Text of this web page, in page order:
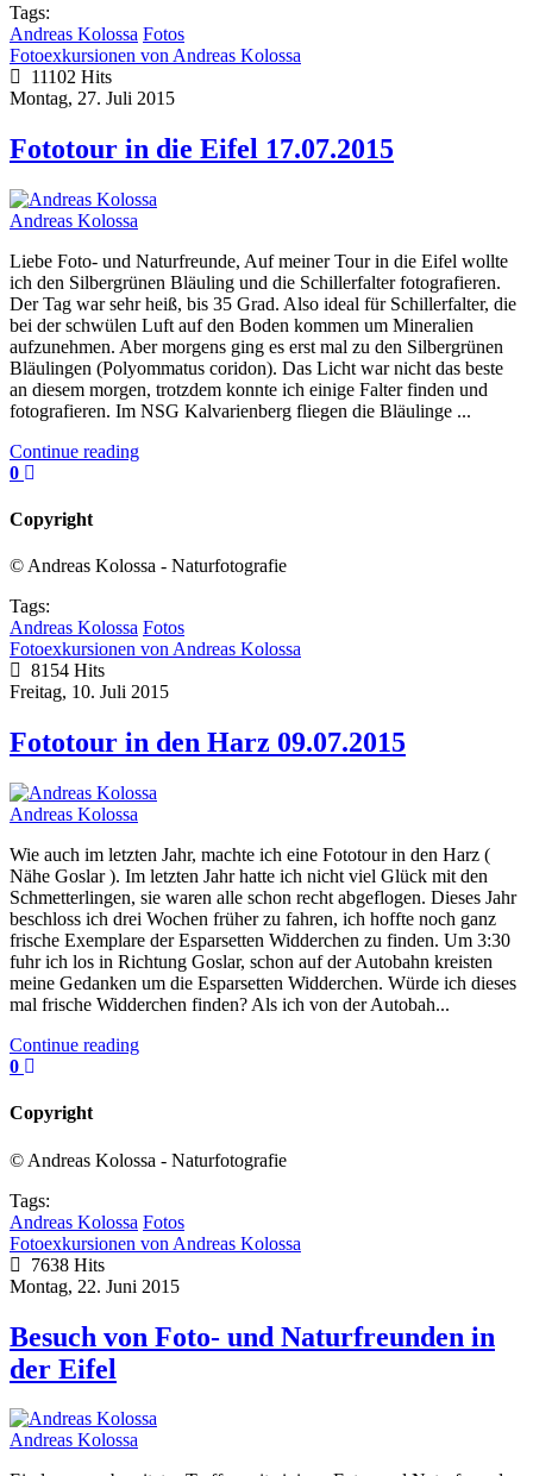
Tags:
Andreas Kolossa Fotos
Fotoexkursionen von Andreas Kolossa
11102 Hits
Montag, 27. Juli 2015
Fototour in die Eifel 17.07.2015
Andreas Kolossa
Liebe Foto- und Naturfreunde, Auf meiner Tour in die Eifel wollte
ich den Silbergrünen Bläuling und die Schillerfalter fotografieren.
Der Tag war sehr heiß, bis 35 Grad. Also ideal für Schillerfalter, die
bei der schwülen Luft auf den Boden kommen um Mineralien
aufzunehmen. Aber morgens ging es erst mal zu den Silbergrünen
Bläulingen (Polyommatus coridon). Das Licht war nicht das beste
an diesem morgen, trotzdem konnte ich einige Falter finden und
fotografieren. Im NSG Kalvarienberg fliegen die Bläulinge ...
Continue reading
0
Copyright
© Andreas Kolossa - Naturfotografie
Tags:
Andreas Kolossa Fotos
Fotoexkursionen von Andreas Kolossa
8154 Hits
Freitag, 10. Juli 2015
Fototour in den Harz 09.07.2015
Andreas Kolossa
Wie auch im letzten Jahr, machte ich eine Fototour in den Harz (
Nähe Goslar ). Im letzten Jahr hatte ich nicht viel Glück mit den
Schmetterlingen, sie waren alle schon recht abgeflogen. Dieses Jahr
beschloss ich drei Wochen früher zu fahren, ich hoffte noch ganz
frische Exemplare der Esparsetten Widderchen zu finden. Um 3:30
fuhr ich los in Richtung Goslar, schon auf der Autobahn kreisten
meine Gedanken um die Esparsetten Widderchen. Würde ich dieses
mal frische Widderchen finden? Als ich von der Autobah...
Continue reading
0
Copyright
© Andreas Kolossa - Naturfotografie
Tags:
Andreas Kolossa Fotos
Fotoexkursionen von Andreas Kolossa
7638 Hits
Montag, 22. Juni 2015
Besuch von Foto- und Naturfreunden in
der Eifel
Andreas Kolossa